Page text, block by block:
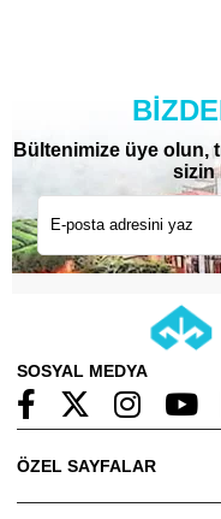
Bültenimize üye olun,
sizin
SOSYAL MEDYA
ÖZEL SAYFALAR